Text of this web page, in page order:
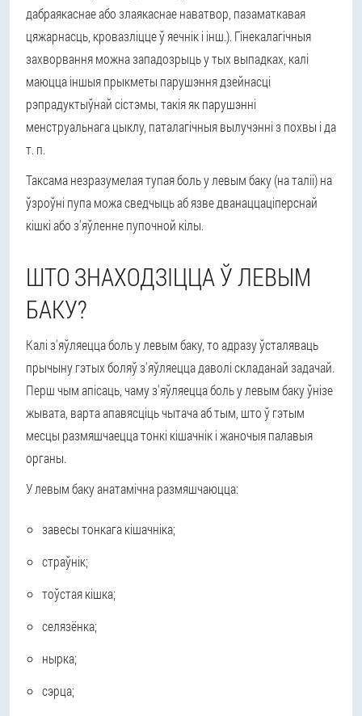
дабраякаснае або злаякаснае наватвор, пазаматкавая
цяжарнасць, кровазліцце ў яечнік і інш.). Гінекалагічныя
захворвання можна западозрыць у тых выпадках, калі
маюцца іншыя прыкметы парушэння дзейнасці
рэпрадуктыўнай сістэмы, такія як парушэнні
менструальнага цыклу, паталагічныя вылучэнні з похвы і да
т. п.
Таксама незразумелая тупая боль у левым баку (на таліі) на
ўзроўні пупа можа сведчыць аб язве дванаццаціперснай
кішкі або з'яўленне пупочной кілы.
ШТО ЗНАХОДЗІЦЦА Ў ЛЕВЫМ
БАКУ?
Калі з'яўляецца боль у левым баку, то адразу ўсталяваць
прычыну гэтых боляў з'яўляецца даволі складанай задачай.
Перш чым апісаць, чаму з'яўляецца боль у левым баку ўнізе
жывата, варта апавясціць чытача аб тым, што ў гэтым
месцы размяшчаецца тонкі кішачнік і жаночыя палавыя
органы.
У левым баку анатамічна размяшчаюцца:
завесы тонкага кішачніка;
страўнік;
тоўстая кішка;
селязёнка;
нырка;
сэрца;